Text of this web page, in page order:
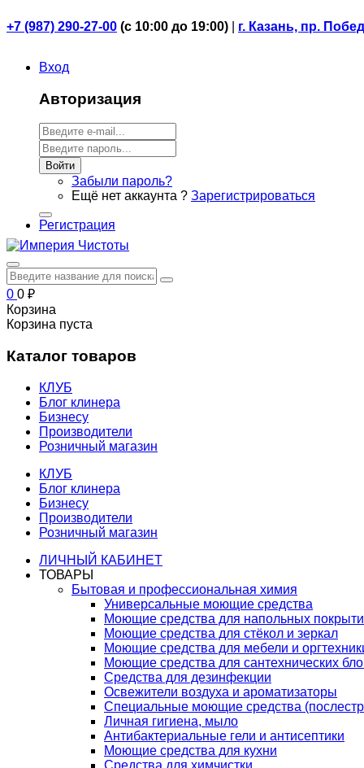
+7 (987) 290-27-00 (с 10:00 до 19:00) г. Казань, пр.
Вход
Авторизация
Войти
Забыли пароль?
Ещё нет аккаунта ? Зарегистрироваться
Регистрация
0 0 ₽
Корзина
Корзина пуста
Каталог товаров
КЛУБ
Блог клинера
Бизнесу
Производители
Розничный магазин
КЛУБ
Блог клинера
Бизнесу
Производители
Розничный магазин
ЛИЧНЫЙ КАБИНЕТ
ТОВАРЫ
Бытовая и профессиональная химия
Универсальные моющие средства
Моющие средства для напольных
Моющие средства для стёкол и зеркал
Моющие средства для мебели и
Моющие средства для сантехнических
Средства для дезинфекции
Освежители воздуха и ароматизаторы
Специальные моющие средства
Личная гигиена, мыло
Антибактериальные гели и антисептики
Моющие средства для кухни
Средства для химчистки